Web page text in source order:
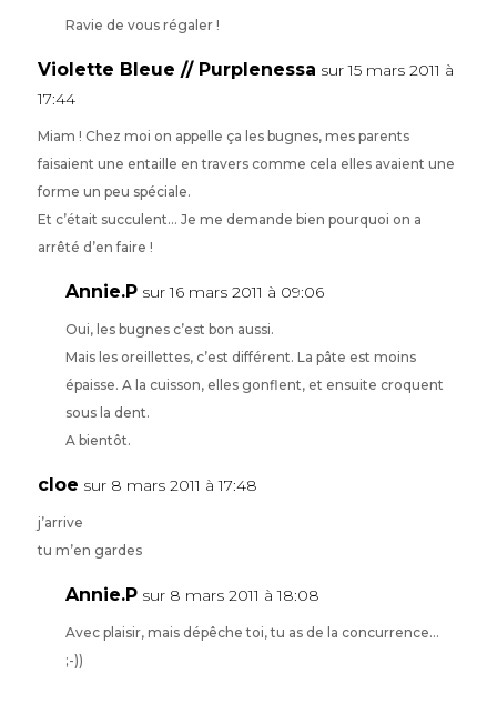
Ravie de vous régaler !
Violette Bleue // Purplenessa sur 15 mars 2011 à
17:44
Miam ! Chez moi on appelle ça les bugnes, mes parents
faisaient une entaille en travers comme cela elles avaient une
forme un peu spéciale.
Et c’était succulent… Je me demande bien pourquoi on a
arrêté d’en faire !
Annie.P sur 16 mars 2011 à 09:06
Oui, les bugnes c’est bon aussi.
Mais les oreillettes, c’est différent. La pâte est moins
épaisse. A la cuisson, elles gonflent, et ensuite croquent
sous la dent.
A bientôt.
cloe sur 8 mars 2011 à 17:48
j’arrive
tu m’en gardes
Annie.P sur 8 mars 2011 à 18:08
Avec plaisir, mais dépêche toi, tu as de la concurrence…
;-))